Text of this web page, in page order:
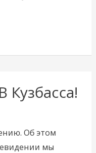
Кузбасса!
Об этом
мы